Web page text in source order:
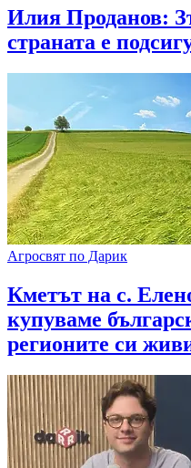
Илия Проданов:
страната е
Агросвят по Дарик
Кметът на с.
купуваме
регионите си